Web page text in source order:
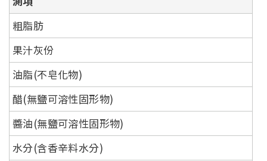
粗脂肪
果汁灰份
油脂(不皂化物)
醋(無鹽可溶性固形物)
醬油(無鹽可溶性固形物)
水分(含香辛料水分)